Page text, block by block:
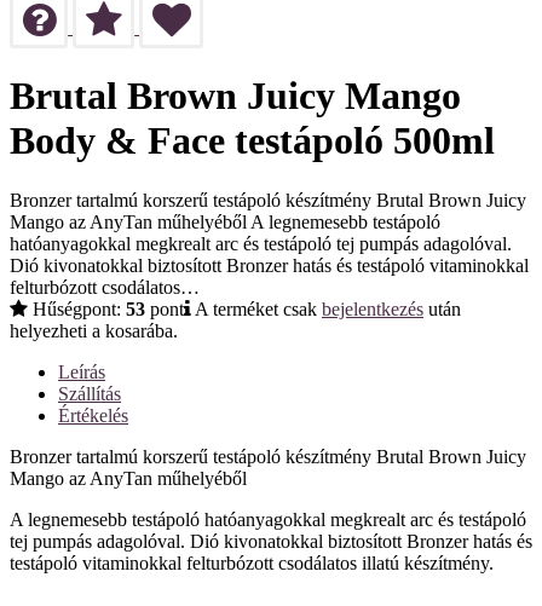
Brutal Brown Juicy Mango
Body & Face testápoló 500ml
Bronzer tartalmú korszerű testápoló készítmény Brutal Brown Juicy
Mango az AnyTan műhelyéből A legnemesebb testápoló
hatóanyagokkal megkrealt arc és testápoló tej pumpás adagolóval.
Dió kivonatokkal biztosított Bronzer hatás és testápoló vitaminokkal
felturbózott csodálatos…
Hűségpont: 53 pont A terméket csak bejelentkezés után
helyezheti a kosarába.
Leírás
Szállítás
Értékelés
Bronzer tartalmú korszerű testápoló készítmény Brutal Brown Juicy
Mango az AnyTan műhelyéből
A legnemesebb testápoló hatóanyagokkal megkrealt arc és testápoló
tej pumpás adagolóval. Dió kivonatokkal biztosított Bronzer hatás és
testápoló vitaminokkal felturbózott csodálatos illatú készítmény.